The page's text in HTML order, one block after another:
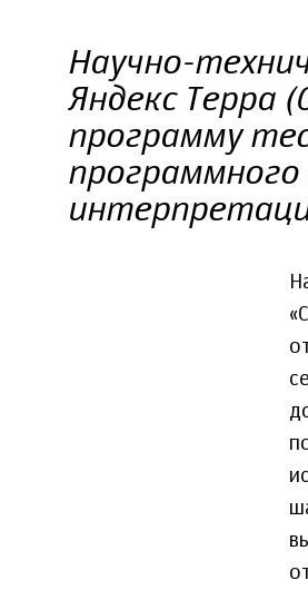
Научно-
Яндекс Терра
программу
программного